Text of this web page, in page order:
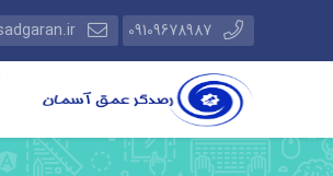
09109678987